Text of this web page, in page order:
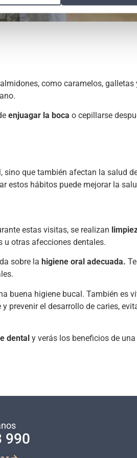
como caramelos,
enjuagar la boca o cepillarse
que también afectan la salud
estos hábitos puede mejorar la
estas visitas, se realizan
u otras afecciones dentales.
sobre la higiene oral adecuada.
buena higiene bucal. También es
prevenir el desarrollo de caries,
dental y verás los beneficios de
990